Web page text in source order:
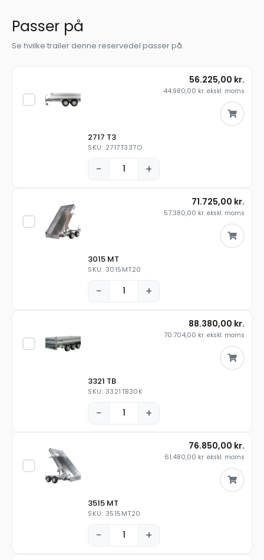
Passer på
Se hvilke trailer denne reservedel passer på.
2717 T3
SKU: 2717T337O
− +
56.225,00 kr.
44.980,00 kr. ekskl. moms
3015 MT
SKU: 3015MT20
− +
71.725,00 kr.
57.380,00 kr. ekskl. moms
3321 TB
SKU: 3321TB30K
− +
88.380,00 kr.
70.704,00 kr. ekskl. moms
3515 MT
SKU: 3515MT20
− +
76.850,00 kr.
61.480,00 kr. ekskl. moms